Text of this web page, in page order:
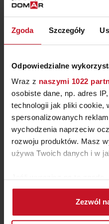
Zgoda Szczegóły
Odpowiedzialne
Wraz z naszymi 1022
osobiste dane, np. adres
technologii jak pliki cookie,
spersonalizowanych
wychodzenia naprzeciw
rozwoju produktów. Masz
używa Twoich danych i w
Gromadzić dane
geograficznej z
Identyfikować
Zezwól
ZAPYTAJ O
STÓŁ